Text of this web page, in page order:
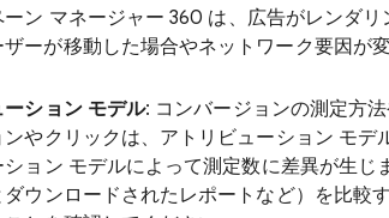
ーン マネージャー 360 は、広告がレンダ
ーが移動した場合やネットワーク要因が
ション モデル: コンバージョンの測定方
ンやクリックは、アトリビューション モデ
ション モデルによって測定数に差異が生
ウンロードされたレポートなど）を比較